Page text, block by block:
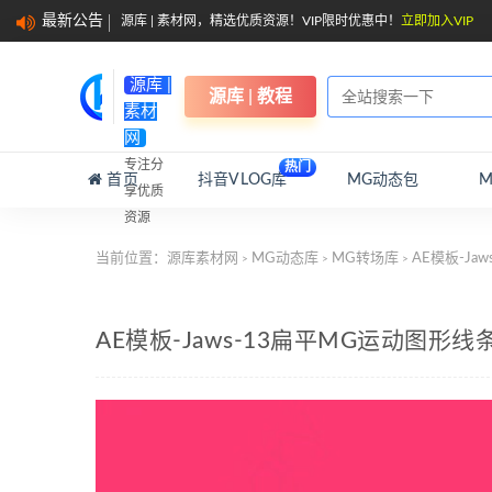
最新公告 源库 | 素材网，精选优质资源！VIP限时优惠中！ 立即加入VIP
源库 |
素材
网
专注分
享优质
资源
源库 | 教程
首页 抖音VLOG库
热门
MG动态包
当前位置： 源库素材网 > MG动态库 > MG转场库 > AE模板-
AE模板-Jaws-13扁平MG运动图形线